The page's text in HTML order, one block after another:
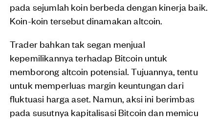
pada sejumlah koin berbeda dengan kinerja baik.
Koin-koin tersebut dinamakan altcoin.
Trader bahkan tak segan menjual
kepemilikannya terhadap Bitcoin untuk
memborong altcoin potensial. Tujuannya, tentu
untuk memperluas margin keuntungan dari
fluktuasi harga aset. Namun, aksi ini berimbas
pada susutnya kapitalisasi Bitcoin dan memicu